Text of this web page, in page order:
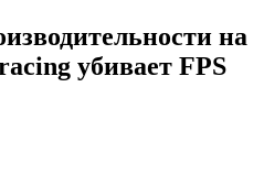
на
убивает FPS